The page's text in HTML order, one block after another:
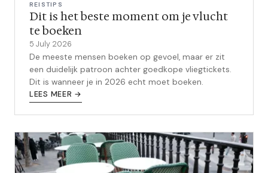
REISTIPS
Dit is het beste moment om je vlucht
te boeken
5 July 2026
De meeste mensen boeken op gevoel, maar er zit
een duidelijk patroon achter goedkope vliegtickets.
Dit is wanneer je in 2026 echt moet boeken.
LEES MEER →